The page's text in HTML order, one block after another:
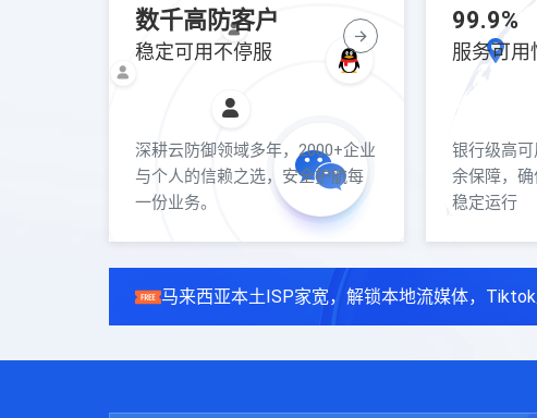
数千高防客户
稳定可用不停服
深耕云防御领域多年，2000+企业
与个人的信赖之选，安全护航每
一份业务。
99.9%
服务可用
银行级高
余保障，
稳定运行
马来西亚本土ISP家宽，解锁本地流媒体，